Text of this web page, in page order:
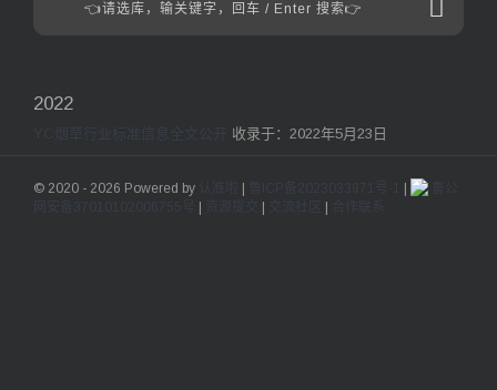
2022
YC烟草行业标准信息全文公开 收录于：2022年5月23日
© 2020 - 2026 Powered by | 鲁ICP备2023033971号-1 |
鲁公
网安备37010102006755号
| 资源提交 | 交流社区 | 合作联系